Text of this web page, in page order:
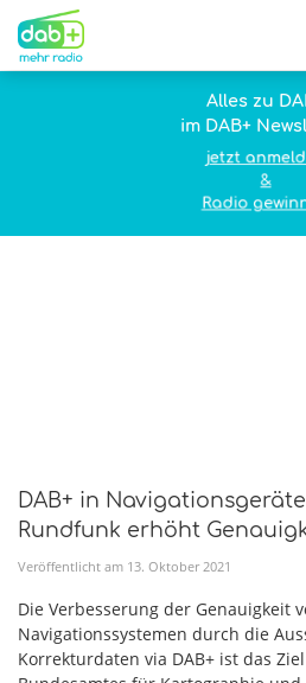
Alles zu
im DAB+
jetzt
&
Radio
DAB+ in
Rundfunk erhöht
Veröffentlicht am 13. Oktober 2021
Die Verbesserung der Genauigkeit
Navigationssystemen durch die
Korrekturdaten via DAB+ ist das